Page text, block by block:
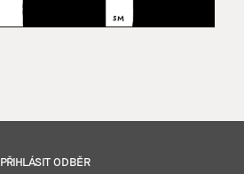
PŘIHLÁSIT ODBĚR